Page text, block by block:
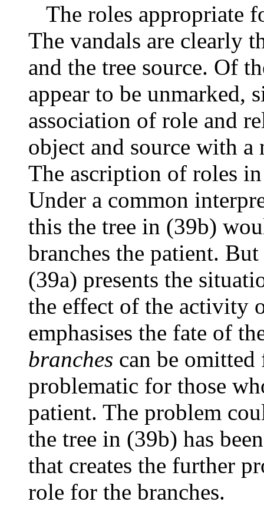
The roles appropriate
The vandals are clearly
and the tree source. Of
appear to be unmarked,
association of role and
object and source with
The ascription of roles
Under a common
this the tree in (39b)
branches the patient.
(39a) presents the
the effect of the activity
emphasises the fate of
branches can be
problematic for those
patient. The problem
the tree in (39b) has
that creates the further
role for the branches.